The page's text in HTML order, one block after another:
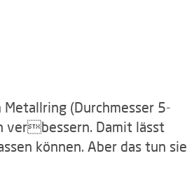
(Durchmesser 5-
verbessern. Damit lässt
können. Aber das tun sie